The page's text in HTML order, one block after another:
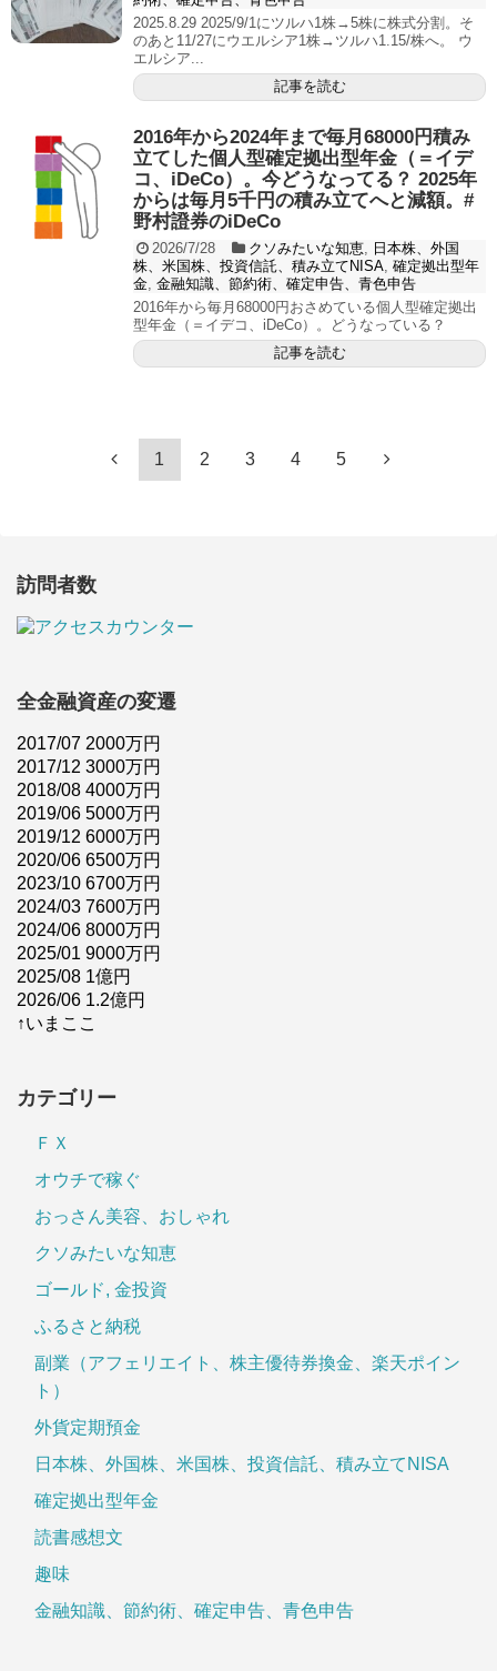
2025.8.29 2025/9/1にツルハ1株→5株に株式分割。そ
のあと11/27にウエルシア1株→ツルハ1.15/株へ。 ウ
エルシア...
記事を読む
2016年から2024年まで毎月68000円積み
立てした個人型確定拠出型年金（＝イデ
コ、iDeCo）。今どうなってる？ 2025年
からは毎月5千円の積み立てへと減額。#
野村證券のiDeCo
2026/7/28 クソみたいな知恵, 日本株、外国
株、米国株、投資信託、積み立てNISA, 確定拠出型年
金, 金融知識、節約術、確定申告、青色申告
2016年から毎月68000円おさめている個人型確定拠出
型年金（＝イデコ、iDeCo）。どうなっている？
記事を読む
1 2 3 4 5
訪問者数
全金融資産の変遷
2017/07 2000万円
2017/12 3000万円
2018/08 4000万円
2019/06 5000万円
2019/12 6000万円
2020/06 6500万円
2023/10 6700万円
2024/03 7600万円
2024/06 8000万円
2025/01 9000万円
2025/08 1億円
2026/06 1.2億円
↑いまここ
カテゴリー
ＦＸ
オウチで稼ぐ
おっさん美容、おしゃれ
クソみたいな知恵
ゴールド, 金投資
ふるさと納税
副業（アフェリエイト、株主優待券換金、楽天ポイン
ト）
外貨定期預金
日本株、外国株、米国株、投資信託、積み立てNISA
確定拠出型年金
読書感想文
趣味
金融知識、節約術、確定申告、青色申告